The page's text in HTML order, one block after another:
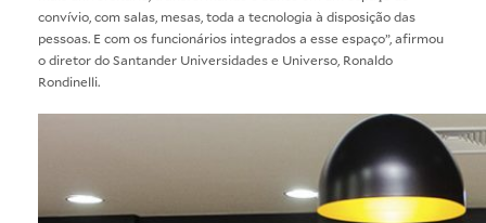
convívio, com salas, mesas, toda a tecnologia à disposição das
pessoas. E com os funcionários integrados a esse espaço”, afirmou
o diretor do Santander Universidades e Universo, Ronaldo
Rondinelli.